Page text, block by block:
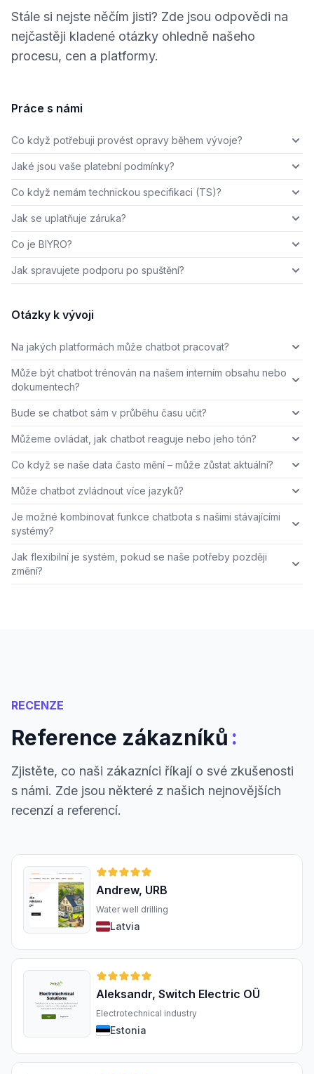
Stále si nejste něčím jisti? Zde jsou odpovědi na
nejčastěji kladené otázky ohledně našeho
procesu, cen a platformy.
Práce s námi
Co když potřebuji provést opravy během vývoje?
Jaké jsou vaše platební podmínky?
Co když nemám technickou specifikaci (TS)?
Jak se uplatňuje záruka?
Co je BIYRO?
Jak spravujete podporu po spuštění?
Otázky k vývoji
Na jakých platformách může chatbot pracovat?
Může být chatbot trénován na našem interním obsahu nebo
dokumentech?
Bude se chatbot sám v průběhu času učit?
Můžeme ovládat, jak chatbot reaguje nebo jeho tón?
Co když se naše data často mění – může zůstat aktuální?
Může chatbot zvládnout více jazyků?
Je možné kombinovat funkce chatbota s našimi stávajícími
systémy?
Jak flexibilní je systém, pokud se naše potřeby později
změní?
RECENZE
Reference zákazníků :
Zjistěte, co naši zákazníci říkají o své zkušenosti
s námi. Zde jsou některé z našich nejnovějších
recenzí a referencí.
Andrew, URB
Water well drilling
Latvia
Aleksandr, Switch Electric OÜ
Electrotechnical industry
Estonia